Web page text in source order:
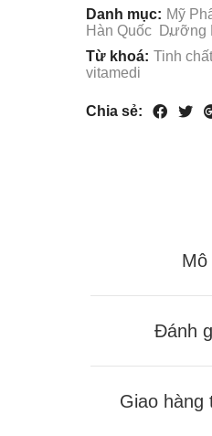
Danh mục: Mỹ
Hàn Quốc
Dưỡng
Từ khoá: Tinh chất
vitamedi
Chia sẻ:
Mô
Đánh
Giao hàng